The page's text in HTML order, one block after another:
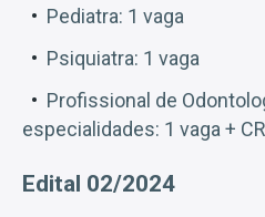
Pediatra: 1 vaga
Psiquiatra: 1 vaga
Profissional de
especialidades: 1 vaga + CR
Edital 02/2024